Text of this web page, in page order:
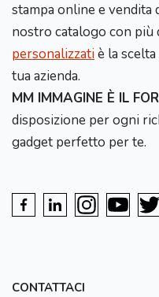
stampa online e
nostro catalogo con più
personalizzatiè la
tua azienda.
MM IMMAGINE È IL
disposizione per ogni
gadget perfetto per te.
CONTATTACI